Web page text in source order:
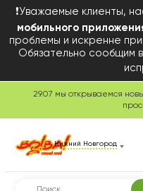
❗Уважаемые клиенты,
мобильного
проблемы и искренне
Обязательно сообщим
29.07 мы открываемся
Нижний Новгород